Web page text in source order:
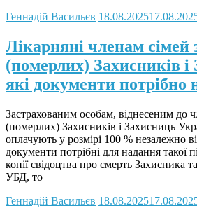
Геннадій Васильєв 18.08.2025
Лікарняні членам сімей
(померлих) Захисників
які документи потрібно
Застрахованим особам, віднесеним до
(померлих) Захисників і Захисниць
оплачують у розмірі 100 % незалежно
документи потрібні для надання такої
копії свідоцтва про смерть Захисника
УБД, то
Геннадій Васильєв 18.08.2025